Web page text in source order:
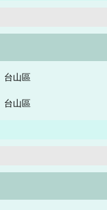
台山區
台山區